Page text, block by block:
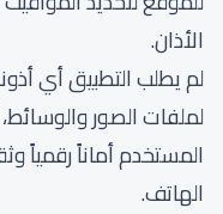
الأذان.
لم يطلب التطبيق أي
لملفات الصور
المستخدم أماناً رقمياً
الهاتف.